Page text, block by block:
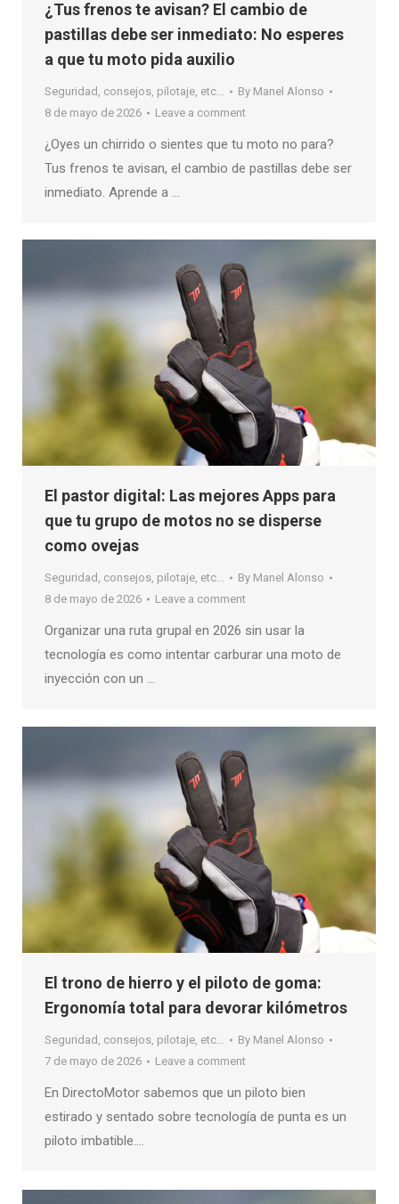
¿Tus frenos te avisan? El cambio de
pastillas debe ser inmediato: No esperes
a que tu moto pida auxilio
Seguridad, consejos, pilotaje, etc... By Manel Alonso
8 de mayo de 2026
Leave a comment
¿Oyes un chirrido o sientes que tu moto no para?
Tus frenos te avisan, el cambio de pastillas debe ser
inmediato. Aprende a …
El pastor digital: Las mejores Apps para
que tu grupo de motos no se disperse
como ovejas
Seguridad, consejos, pilotaje, etc... By Manel Alonso
8 de mayo de 2026
Leave a comment
Organizar una ruta grupal en 2026 sin usar la
tecnología es como intentar carburar una moto de
inyección con un …
El trono de hierro y el piloto de goma:
Ergonomía total para devorar kilómetros
Seguridad, consejos, pilotaje, etc... By Manel Alonso
7 de mayo de 2026
Leave a comment
En DirectoMotor sabemos que un piloto bien
estirado y sentado sobre tecnología de punta es un
piloto imbatible….